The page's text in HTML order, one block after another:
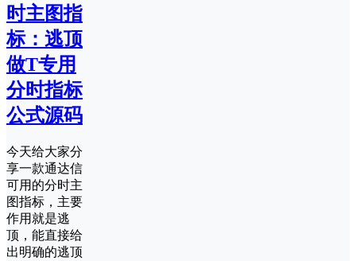
时主图指
标：逃顶
做T专用
分时指标
公式源码
今天给大家分
享一款通达信
可用的分时主
图指标，主要
作用就是逃
顶，能直接给
出明确的逃顶